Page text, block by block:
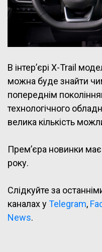
В інтер’єрі X-Trail
можна буде знайти
попереднім
технологічного
велика кількість
Прем’єра новинки
року.
Слідкуйте за
каналах уTelegram,
News.